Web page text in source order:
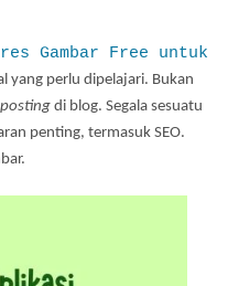
Gambar Free untuk
yang perlu dipelajari. Bukan
posting di blog. Segala sesuatu
penting, termasuk SEO.